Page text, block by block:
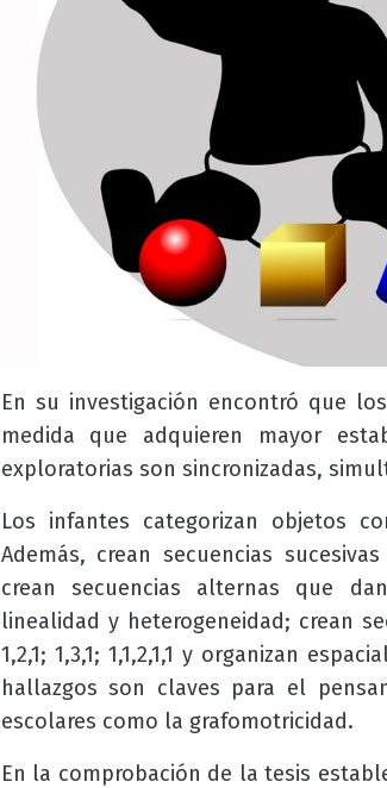
En su investigación encontró que
medida que adquieren mayor
exploratorias son sincronizadas,
Los infantes categorizan objetos
Además, crean secuencias
crean secuencias alternas que
linealidad y heterogeneidad; crean
1,2,1; 1,3,1; 1,1,2,1,1 y organizan
hallazgos son claves para el
escolares como la grafomotricidad.
En la comprobación de la tesis